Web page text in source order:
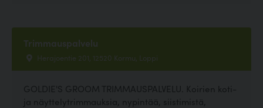
Trimmauspalvelu
Herajoentie 201, 12520 Kormu, Loppi
GOLDIE'S GROOM TRIMMAUSPALVELU. Koirien koti-
ja näyttelytrimmauksia, nypintää, siistimistä,